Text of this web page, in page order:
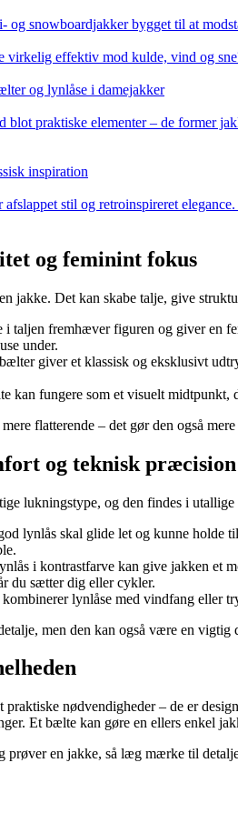
og snowboardjakker bygget til at
effektiv mod kulde, vind og
og lynlåse i damejakker
blot praktiske elementer – de former
inspiration
stil og retroinspireret
og feminint fokus
jakke. Det kan skabe talje, give
i taljen fremhæver figuren og giver en
under.
giver et klassisk og eksklusivt
kan fungere som et visuelt midtpunkt,
flatterende – det gør den også
og teknisk præcision
lukningstype, og den findes i
lynlås skal glide let og kunne holde
i kontrastfarve kan give jakken et
du sætter dig eller cykler.
lynlåse med vindfang eller
men den kan også være en
nødvendigheder – de er
Et bælte kan gøre en ellers enkel
prøver en jakke, så læg mærke til